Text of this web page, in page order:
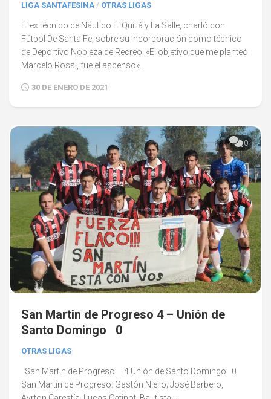
LIGA SANTAFESINA / OTRAS LIGAS
El ex técnico de Náutico El Quillá y La Salle, charló con
Fútbol De Santa Fe, sobre su incorporación como técnico
de Deportivo Nobleza de Recreo. «El objetivo que me planteó
Marcelo Rossi, fue el ascenso».
30 DE ENERO DE 2021
0
San Martin de Progreso 4 – Unión de
Santo Domingo 0
OTRAS LIGAS
San Martin de Progreso 4 Unión de Santo Domingo 0
San Martin de Progreso: Gastón Niello; José Barbero,